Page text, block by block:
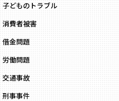
子どものトラブル
消費者被害
借金問題
労働問題
交通事故
刑事事件